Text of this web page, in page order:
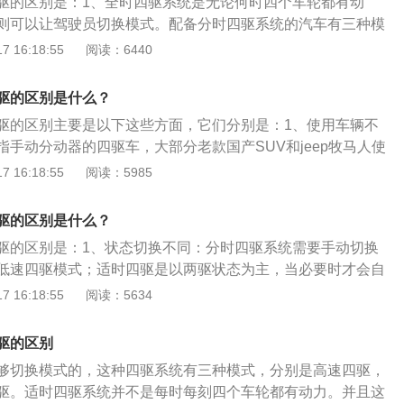
常好的路面，压根无法拐弯（车轮不打滑），所以说分时四
的路面顺畅地行驶。3、全时四驱顾名思义就是任何时候四
不仅轮间有大家都熟悉的开放式差速器，其前后轴之间也需
可以让驾驶员切换模式。配备分时四驱系统的汽车有三种模
模式、低速四驱模式、高速两驱模式。分时四驱系统的结构
和硬派越野车会使用全时四驱系统，分时四驱系统只会在
现。搭载分时四驱系统的汽车越野性能更强。以下是相关资
系统还有适时四驱系统，这种四驱系统在一些城市suv上比
驱系统的汽车并不是每时每刻四个车轮都有动力，这种汽车
两驱，只有遇到特殊情况时，才是四轮驱动。
16:18:55 阅读：6440
的区别是什么？
的区别主要是以下这些方面，它们分别是：1、使用车辆不
手动分动器的四驱车，大部分老款国产SUV和jeep牧马人使
大都配置前后整体桥，手动操作，结构简单、可靠性高，方
性与成本上取得均衡。基本都是前横置发动机，引纵轴到后
离合器传递动力，平时为前驱，计算机根据车轮打滑自动锁
2、状态切换不同：适时四驱：一般是以两驱状态为主，当
到四驱状态。分时四驱：需要手动切换两驱、高速四驱和低
16:18:55 阅读：5985
的区别是什么？
的区别是：1、状态切换不同：分时四驱系统需要手动切换
速四驱模式；适时四驱是以两驱状态为主，当必要时才会自
2、技术不同：分时四驱是由驾驶者通过接通或断开分动器
猎豹全系、北汽系列全系、铃木吉姆尼、三菱帕杰罗、丰田
四驱的有：大众途观、陆虎神行、汉兰达、丰田rav4、日产
16:18:55 阅读：5634
的区别
切换模式的，这种四驱系统有三种模式，分别是高速四驱，
。适时四驱系统并不是每时每刻四个车轮都有动力。并且这